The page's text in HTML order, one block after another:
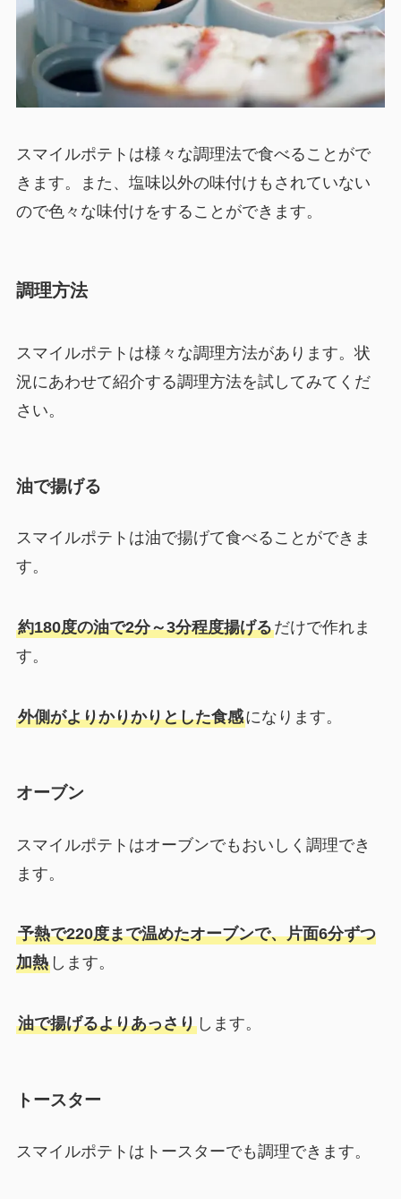
スマイルポテトは様々な調理法で食べることがで
きます。また、塩味以外の味付けもされていない
ので色々な味付けをすることができます。
調理方法
スマイルポテトは様々な調理方法があります。状
況にあわせて紹介する調理方法を試してみてくだ
さい。
油で揚げる
スマイルポテトは油で揚げて食べることができま
す。
約180度の油で2分～3分程度揚げるだけで作れま
す。
外側がよりかりかりとした食感になります。
オーブン
スマイルポテトはオーブンでもおいしく調理でき
ます。
予熱で220度まで温めたオーブンで、片面6分ずつ
加熱します。
油で揚げるよりあっさりします。
トースター
スマイルポテトはトースターでも調理できます。